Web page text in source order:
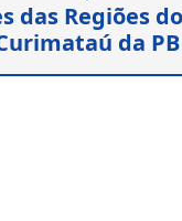
das Regiões
da PB